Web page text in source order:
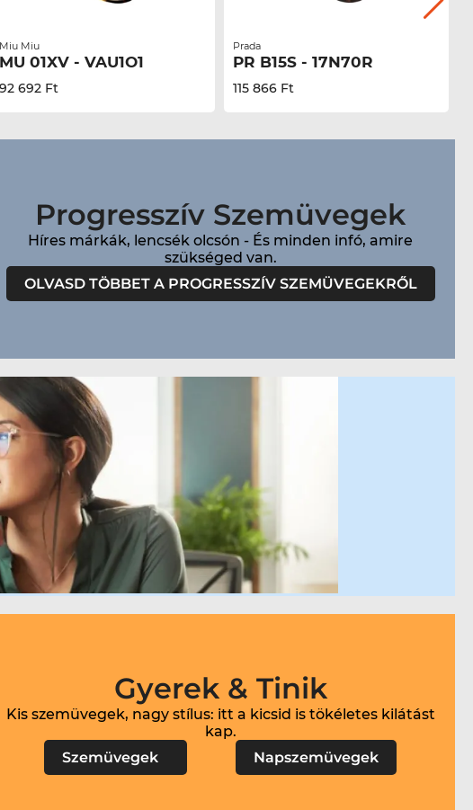
92 692 Ft
Miu Miu
MU 01XV - VAU1O1
115 866 Ft
Prada
PR B15S - 17N70R
Progresszív Szemüvegek
Híres márkák, lencsék olcsón - És minden infó, amire
OLVASD TÖBBET A PROGRESSZÍV SZEMÜVEGEKRŐL
Gyerek & Tinik
Kis szemüvegek, nagy stílus: itt a kicsid is tökéletes kilátást
Szemüvegek
Napszemüvegek